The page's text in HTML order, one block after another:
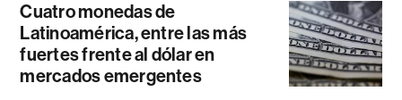
Cuatro monedas de
Latinoamérica, entre las más
fuertes frente al dólar en
mercados emergentes